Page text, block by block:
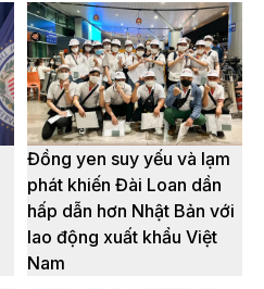
Đồng yen suy yếu và lạm
phát khiến Đài Loan dần
hấp dẫn hơn Nhật Bản với
lao động xuất khẩu Việt
Nam